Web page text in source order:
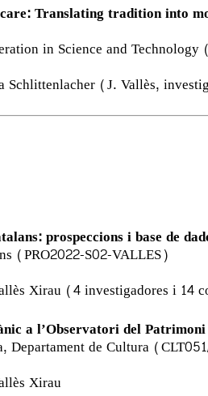
Translating tradition into
in Science and
Schlittenlacher (J. Vallès,
prospeccions i base de
(PRO2022-S02-VALLES)
Xirau (4 investigadores i 14
a l’Observatori del
Departament de Cultura
Xirau